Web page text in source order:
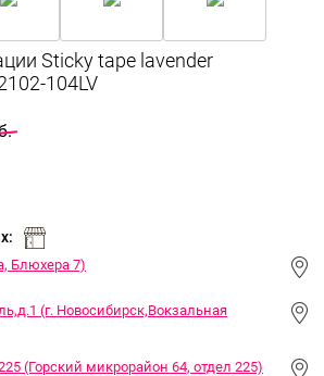
Блюхера 7)
(г. Новосибирск,Вокзальная
(Горский микрорайон 64, отдел 225)